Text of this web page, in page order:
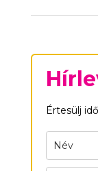
Értesülj